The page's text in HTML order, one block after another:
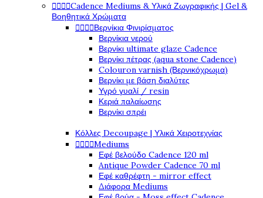
Cadence Mediums & Υλικά Ζωγραφικής | Gel &
Βοηθητικά Χρώματα
Βερνίκια Φινιρίσματος
Βερνίκια νερού
Βερνίκι ultimate glaze Cadence
Βερνίκι πέτρας (aqua stone Cadence)
Colouron varnish (Βερνικόχρωμα)
Βερνίκι με βάση διαλύτες
Υγρό γυαλί / resin
Κεριά παλαίωσης
Βερνίκι σπρέι
Κόλλες Decoupage | Υλικά Χειροτεχνίας
Mediums
Εφέ βελούδο Cadence 120 ml
Antique Powder Cadence 70 ml
Εφέ καθρέφτη - mirror effect
Διάφορα Mediums